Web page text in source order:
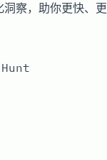
察，助你更快、更